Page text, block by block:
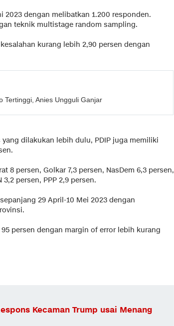
2023 dengan melibatkan 1.200 responden.
teknik multistage random sampling.
kurang lebih 2,90 persen dengan
Tertinggi, Anies Ungguli Ganjar
dilakukan lebih dulu, PDIP juga memiliki
8 persen, Golkar 7,3 persen, NasDem 6,3 persen,
3,2 persen, PPP 2,9 persen.
29 April-10 Mei 2023 dengan
persen dengan margin of error lebih kurang
Kecaman Trump usai Menang